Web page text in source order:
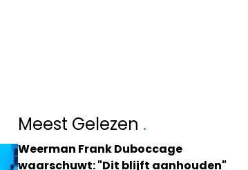
Meest Gelezen .
Weerman Frank Duboccage
waarschuwt: "Dit blijft aanhouden"